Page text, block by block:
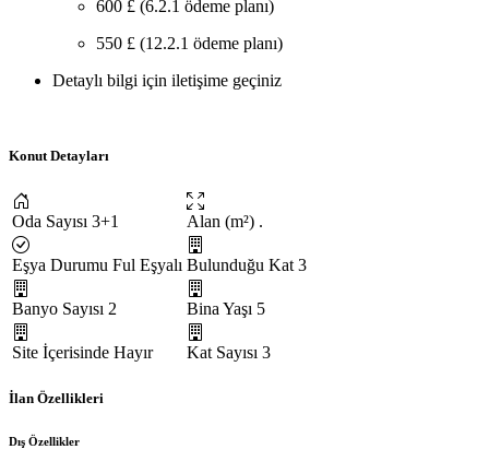
600 £ (6.2.1 ödeme planı)
550 £ (12.2.1 ödeme planı)
Detaylı bilgi için iletişime geçiniz
Konut Detayları
Oda Sayısı 3+1 Alan (m²) .
Eşya Durumu Ful Eşyalı Bulunduğu Kat 3
Banyo Sayısı 2 Bina Yaşı 5
Site İçerisinde Hayır Kat Sayısı 3
İlan Özellikleri
Dış Özellikler